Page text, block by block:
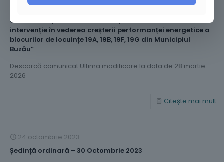
27 octombrie 2023
Comunicat privind finalizarea proiectului „Lucrări de
intervenție în vederea creșterii performanței energetice a
blocurilor de locuințe 19A, 19B, 19F, 19G din Municipiul
Buzău”
Descarcă comunicat Ultima modificare la data de 28 martie
2026
Citește mai mult
24 octombrie 2023
Ședință ordinară – 30 Octombrie 2023